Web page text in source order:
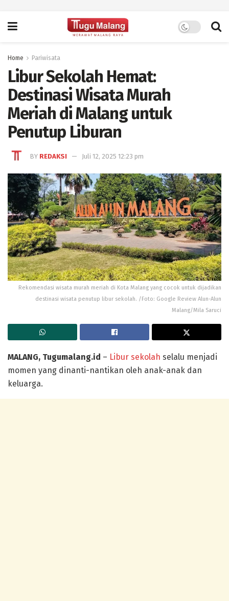
Home Pariwisata
Libur Sekolah Hemat:
Destinasi Wisata Murah
Meriah di Malang untuk
Penutup Liburan
BY REDAKSI Juli 12, 2025 12:23 pm
Rekomendasi wisata murah meriah di Kota Malang yang cocok untuk dijadikan
destinasi wisata penutup libur sekolah. /Foto: Google Review Alun-Alun
Malang/Mila Saruci
MALANG, Tugumalang.id – Libur sekolah selalu menjadi
momen yang dinanti-nantikan oleh anak-anak dan
keluarga.